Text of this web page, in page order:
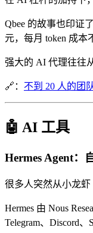
Qbee 的故事也印证
元，每月 token 成本
强大的 AI 代理往往
🔗： 不到 20 人的团
🤖 AI 工具
Hermes Agent：
很多人突然从小龙虾
Hermes 由 Nous
Telegram、Discord